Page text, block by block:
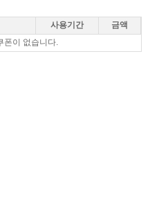
사용기간
금액
폰이 없습니다.